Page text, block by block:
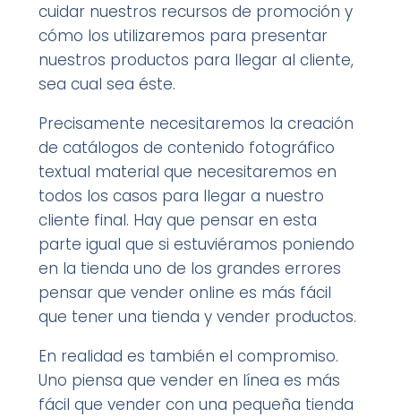
cuidar nuestros recursos de promoción y
cómo los utilizaremos para presentar
nuestros productos para llegar al cliente,
sea cual sea éste.
Precisamente necesitaremos la creación
de catálogos de contenido fotográfico
textual material que necesitaremos en
todos los casos para llegar a nuestro
cliente final. Hay que pensar en esta
parte igual que si estuviéramos poniendo
en la tienda uno de los grandes errores
pensar que vender online es más fácil
que tener una tienda y vender productos.
En realidad es también el compromiso.
Uno piensa que vender en línea es más
fácil que vender con una pequeña tienda